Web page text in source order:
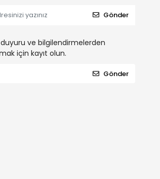
Gönder
ve bilgilendirmelerden
için kayıt olun.
Gönder